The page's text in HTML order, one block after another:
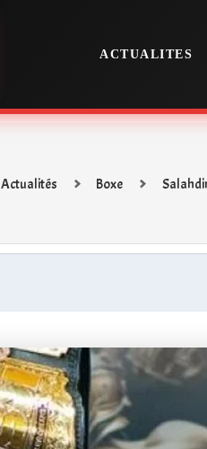
ACTUALITES
Actualités Boxe